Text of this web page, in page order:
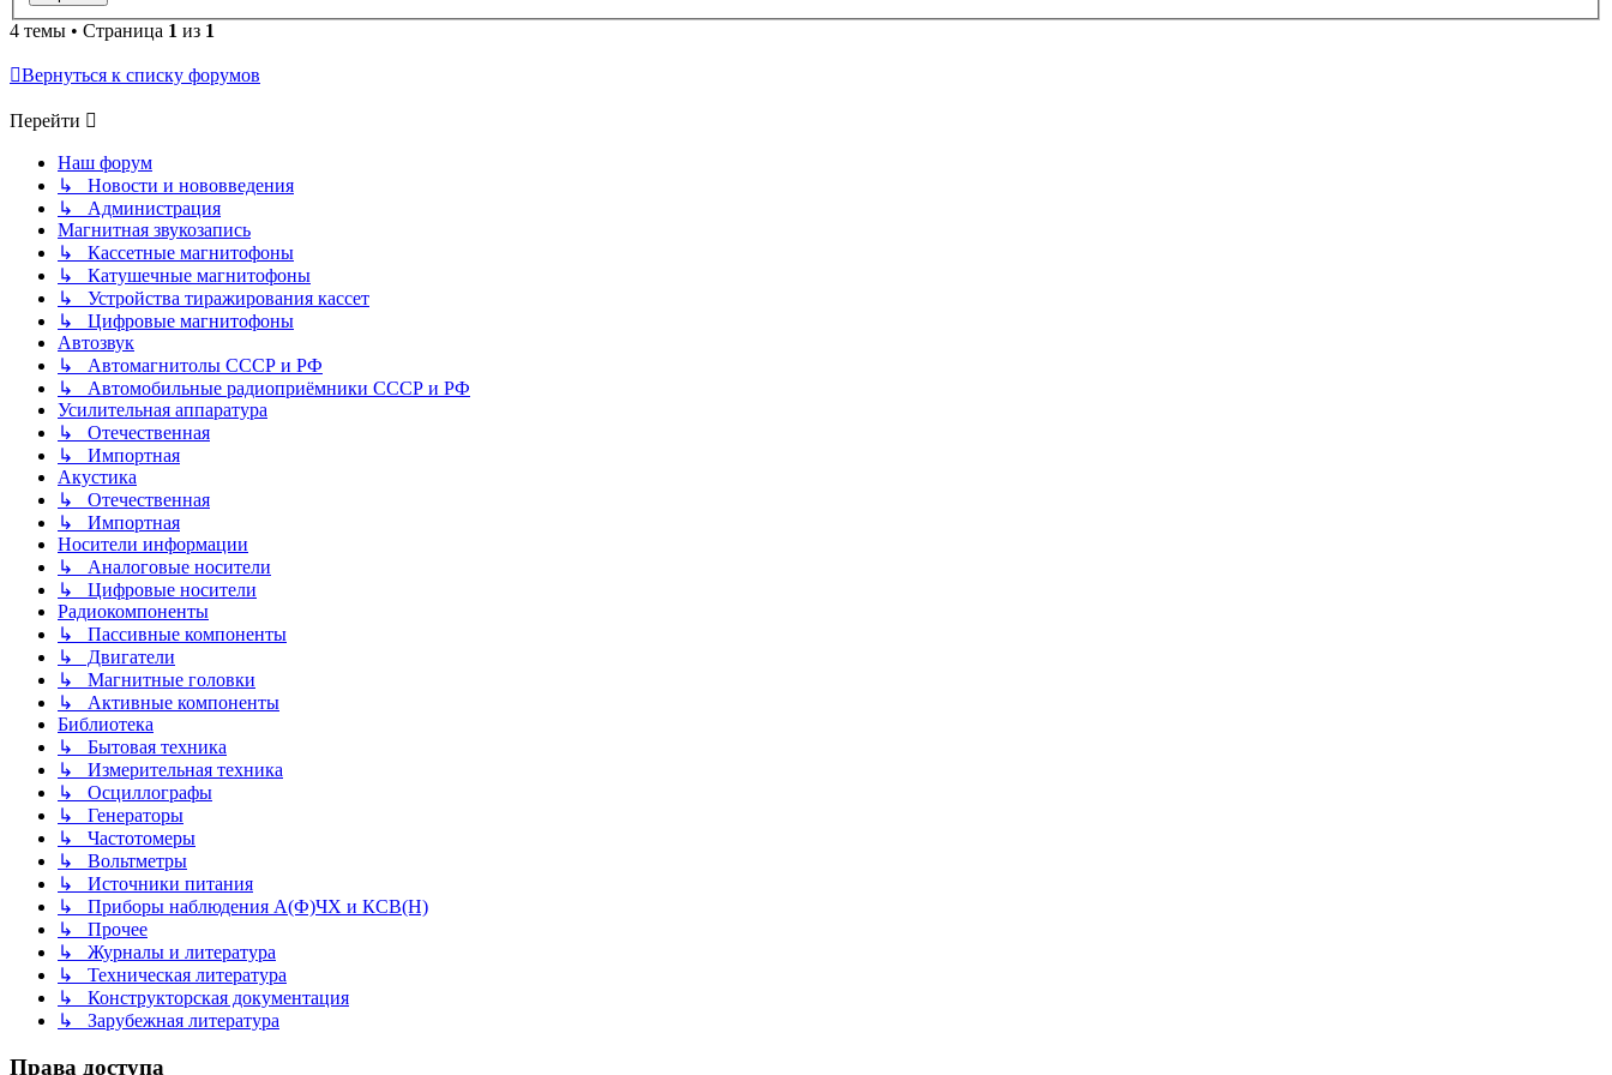
4 темы • Страница 1 из 1
Вернуться к списку форумов
Перейти
Наш форум
↳ Новости и нововведения
↳ Администрация
Магнитная звукозапись
↳ Кассетные магнитофоны
↳ Катушечные магнитофоны
↳ Устройства тиражирования кассет
↳ Цифровые магнитофоны
Автозвук
↳ Автомагнитолы СССР и РФ
↳ Автомобильные радиоприёмники СССР и РФ
Усилительная аппаратура
↳ Отечественная
↳ Импортная
Акустика
↳ Отечественная
↳ Импортная
Носители информации
↳ Аналоговые носители
↳ Цифровые носители
Радиокомпоненты
↳ Пассивные компоненты
↳ Двигатели
↳ Магнитные головки
↳ Активные компоненты
Библиотека
↳ Бытовая техника
↳ Измерительная техника
↳ Осциллографы
↳ Генераторы
↳ Частотомеры
↳ Вольтметры
↳ Источники питания
↳ Приборы наблюдения А(Ф)ЧХ и КСВ(Н)
↳ Прочее
↳ Журналы и литература
↳ Техническая литература
↳ Конструкторская документация
↳ Зарубежная литература
Права доступа